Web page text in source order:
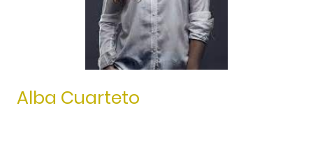
Alba Cuarteto